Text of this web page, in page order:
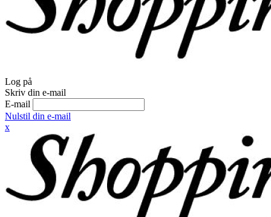
Log på
Skriv din e-mail
E-mail
Nulstil din e-mail
x